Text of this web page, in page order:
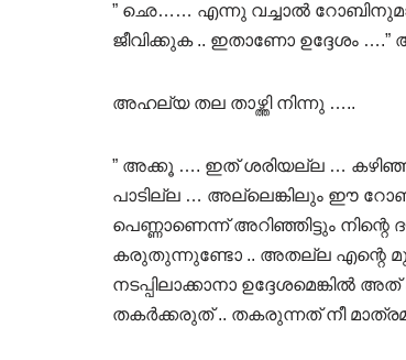
” ഛെ…… എന്നു വച്ചാൽ
ജീവിക്കുക .. ഇതാണോ ഉദ്ദേശം
അഹല്യ തല താഴ്ത്തി നിന്നു …..
” അക്കൂ …. ഇത് ശരിയല്ല …
പാടില്ല … അല്ലെങ്കിലും ഈ
പെണ്ണാണെന്ന് അറിഞ്ഞിട്ടും
കരുതുന്നുണ്ടോ .. അതല്ല എന്റെ
നടപ്പിലാക്കാനാ ഉദ്ദേശമെങ്കിൽ
തകർക്കരുത് .. തകരുന്നത് നീ